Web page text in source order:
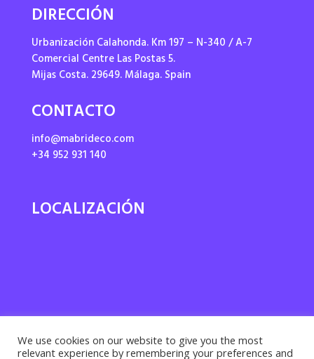
DIRECCIÓN
Urbanización Calahonda. Km 197 – N-340 / A-7
Comercial Centre Las Postas 5.
Mijas Costa. 29649. Málaga. Spain
CONTACTO
info@mabrideco.com
+34 952 931 140
LOCALIZACIÓN
We use cookies on our website to give you the most
relevant experience by remembering your preferences and